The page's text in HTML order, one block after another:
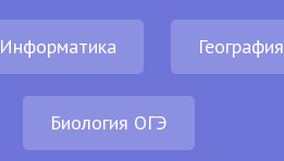
Информатика География
Биология ОГЭ